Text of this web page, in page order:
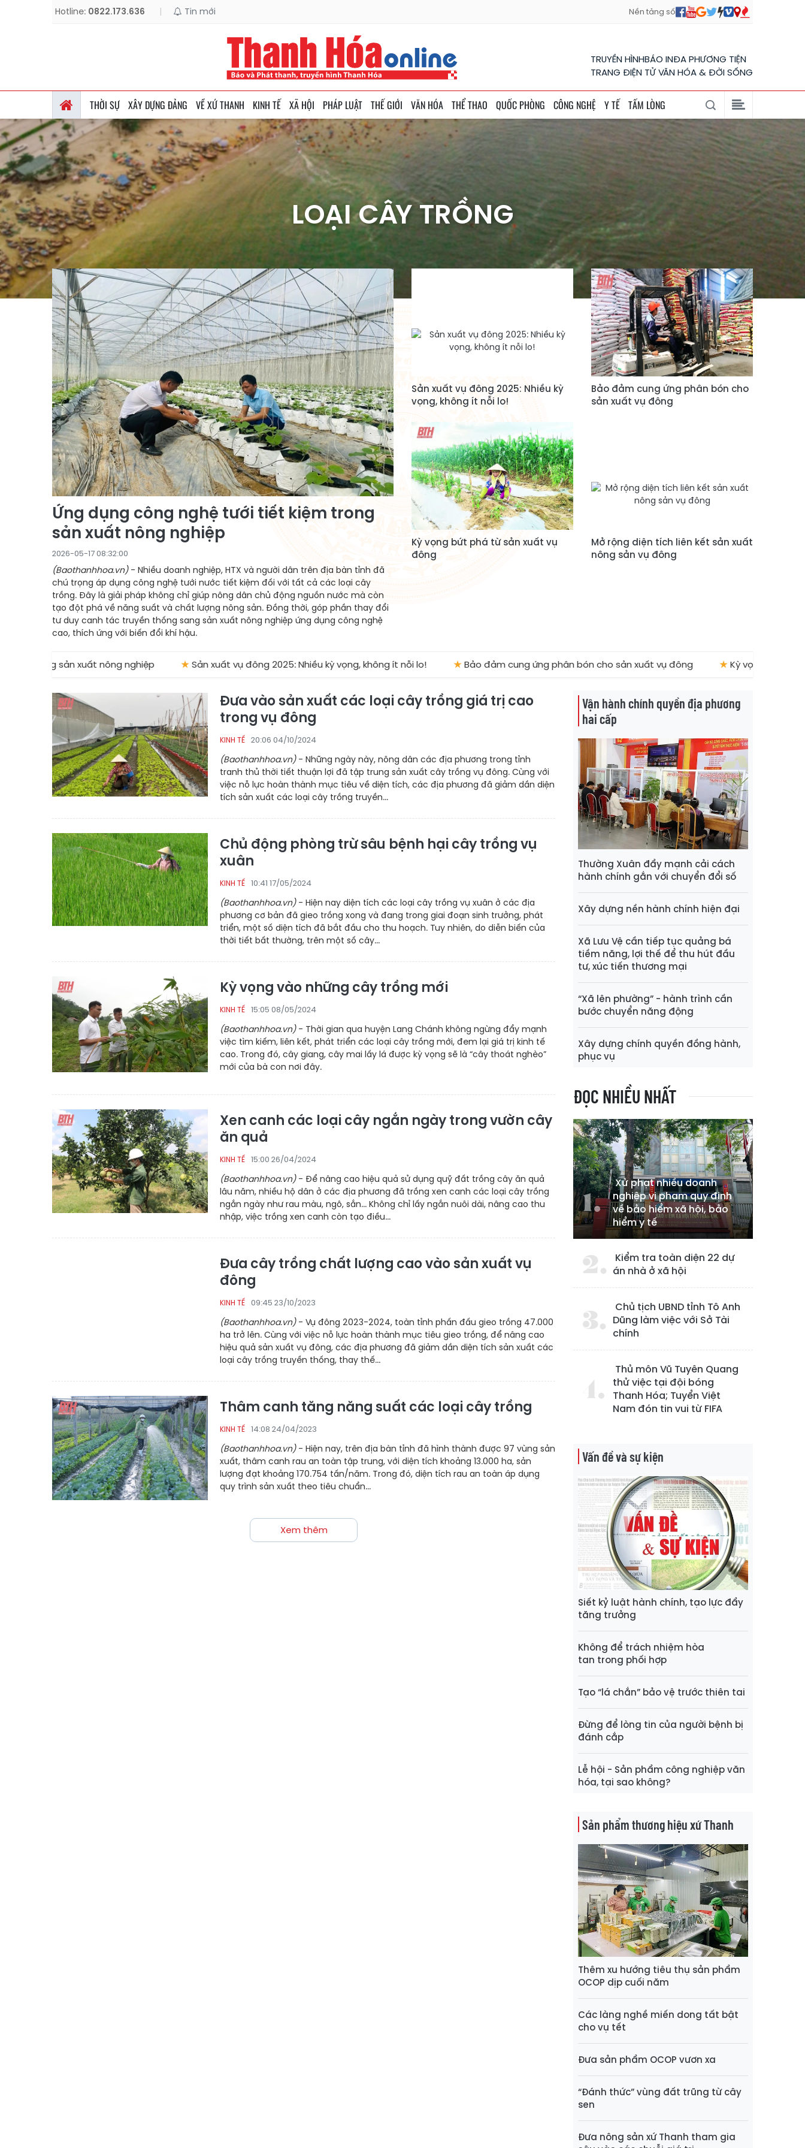
Hotline: 0822.173.636 | Tin mới Nền tảng số
TRUYỀN HÌNHBÁO INĐA PHƯƠNG TIỆN
TRANG ĐIỆN TỬ VĂN HÓA & ĐỜI SỐNG
THỜI SỰ XÂY DỰNG ĐẢNG VỀ XỨ THANH KINH TẾ XÃ HỘI PHÁP LUẬT THẾ GIỚI VĂN HÓA THỂ THAO QUỐC PHÒNG CÔNG NGHỆ Y TẾ TẤM LÒNG
LOẠI CÂY TRỒNG
Ứng dụng công nghệ tưới tiết kiệm trong
sản xuất nông nghiệp
2026-05-17 08:32:00
(Baothanhhoa.vn)- Nhiều doanh nghiệp, HTX và người dân trên địa bàn tỉnh đã
chú trọng áp dụng công nghệ tưới nước tiết kiệm đối với tất cả các loại cây
trồng. Đây là giải pháp không chỉ giúp nông dân chủ động nguồn nước mà còn
tạo đột phá về năng suất và chất lượng nông sản. Đồng thời, góp phần thay đổi
tư duy canh tác truyền thống sang sản xuất nông nghiệp ứng dụng công nghệ
cao, thích ứng với biến đổi khí hậu.
Sản xuất vụ đông 2025: Nhiều kỳ
vọng, không ít nỗi lo!
Bảo đảm cung ứng phân bón cho
sản xuất vụ đông
Kỳ vọng bứt phá từ sản xuất vụ
đông
Mở rộng diện tích liên kết sản xuất
nông sản vụ đông
trong sản xuất nông nghiệp Sản xuất vụ đông 2025: Nhiều kỳ vọng, không ít nỗi lo! Bảo đảm cung ứng phân bón cho sản xuất vụ đông Kỳ vọng bứt phá từ
Đưa vào sản xuất các loại cây trồng giá trị cao
trong vụ đông
KINH TẾ 20:06 04/10/2024
(Baothanhhoa.vn)- Những ngày này, nông dân các địa phương trong tỉnh
tranh thủ thời tiết thuận lợi đã tập trung sản xuất cây trồng vụ đông. Cùng với
việc nỗ lực hoàn thành mục tiêu về diện tích, các địa phương đã giảm dần diện
tích sản xuất các loại cây trồng truyền...
Chủ động phòng trừ sâu bệnh hại cây trồng vụ
xuân
KINH TẾ 10:41 17/05/2024
(Baothanhhoa.vn)- Hiện nay diện tích các loại cây trồng vụ xuân ở các địa
phương cơ bản đã gieo trồng xong và đang trong giai đoạn sinh trưởng, phát
triển, một số diện tích đã bắt đầu cho thu hoạch. Tuy nhiên, do diễn biến của
thời tiết bất thường, trên một số cây...
Kỳ vọng vào những cây trồng mới
KINH TẾ 15:05 08/05/2024
(Baothanhhoa.vn)- Thời gian qua huyện Lang Chánh không ngừng đẩy mạnh
việc tìm kiếm, liên kết, phát triển các loại cây trồng mới, đem lại giá trị kinh tế
cao. Trong đó, cây giang, cây mai lấy lá được kỳ vọng sẽ là “cây thoát nghèo”
mới của bà con nơi đây.
Xen canh các loại cây ngắn ngày trong vườn cây
ăn quả
KINH TẾ 15:00 26/04/2024
(Baothanhhoa.vn)- Để nâng cao hiệu quả sử dụng quỹ đất trồng cây ăn quả
lâu năm, nhiều hộ dân ở các địa phương đã trồng xen canh các loại cây trồng
ngắn ngày như rau màu, ngô, sắn... Không chỉ lấy ngắn nuôi dài, nâng cao thu
nhập, việc trồng xen canh còn tạo điều...
Đưa cây trồng chất lượng cao vào sản xuất vụ
đông
KINH TẾ 09:45 23/10/2023
(Baothanhhoa.vn)- Vụ đông 2023-2024, toàn tỉnh phấn đấu gieo trồng 47.000
ha trở lên. Cùng với việc nỗ lực hoàn thành mục tiêu gieo trồng, để nâng cao
hiệu quả sản xuất vụ đông, các địa phương đã giảm dần diện tích sản xuất các
loại cây trồng truyền thống, thay thế...
Thâm canh tăng năng suất các loại cây trồng
KINH TẾ 14:08 24/04/2023
(Baothanhhoa.vn)- Hiện nay, trên địa bàn tỉnh đã hình thành được 97 vùng sản
xuất, thâm canh rau an toàn tập trung, với diện tích khoảng 13.000 ha, sản
lượng đạt khoảng 170.754 tấn/năm. Trong đó, diện tích rau an toàn áp dụng
quy trình sản xuất theo tiêu chuẩn...
Xem thêm
Vận hành chính quyền địa phương
hai cấp
Thường Xuân đẩy mạnh cải cách
hành chính gắn với chuyển đổi số
Xây dựng nền hành chính hiện đại
Xã Lưu Vệ cần tiếp tục quảng bá
tiềm năng, lợi thế để thu hút đầu
tư, xúc tiến thương mại
“Xã lên phường” - hành trình cần
bước chuyển năng động
Xây dựng chính quyền đồng hành,
phục vụ
ĐỌC NHIỀU NHẤT
Xử phạt nhiều doanh
nghiệp vi phạm quy định
về bảo hiểm xã hội, bảo
hiểm y tế
Kiểm tra toàn diện 22 dự
án nhà ở xã hội
Chủ tịch UBND tỉnh Tô Anh
Dũng làm việc với Sở Tài
chính
Thủ môn Vũ Tuyên Quang
thử việc tại đội bóng
Thanh Hóa; Tuyển Việt
Nam đón tin vui từ FIFA
Vấn đề và sự kiện
Siết kỷ luật hành chính, tạo lực đẩy
tăng trưởng
Không để trách nhiệm hòa
tan trong phối hợp
Tạo “lá chắn” bảo vệ trước thiên tai
Đừng để lòng tin của người bệnh bị
đánh cắp
Lễ hội - Sản phẩm công nghiệp văn
hóa, tại sao không?
Sản phẩm thương hiệu xứ Thanh
Thêm xu hướng tiêu thụ sản phẩm
OCOP dịp cuối năm
Các làng nghề miến dong tất bật
cho vụ tết
Đưa sản phẩm OCOP vươn xa
“Đánh thức” vùng đất trũng từ cây
sen
Đưa nông sản xứ Thanh tham gia